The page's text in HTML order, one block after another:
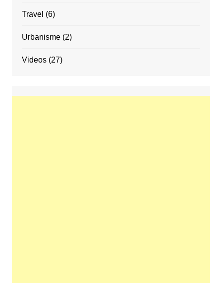
Travel (6)
Urbanisme(2)
Videos(27)